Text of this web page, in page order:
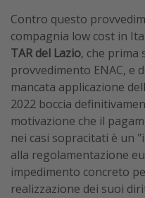
Contro questo
compagnia low cost in
TAR del Lazio, che prima
provvedimento ENAC, e
mancata applicazione
2022 boccia
motivazione che il
nei casi sopracitati è un
alla regolamentazione
impedimento concreto
realizzazione dei suoi